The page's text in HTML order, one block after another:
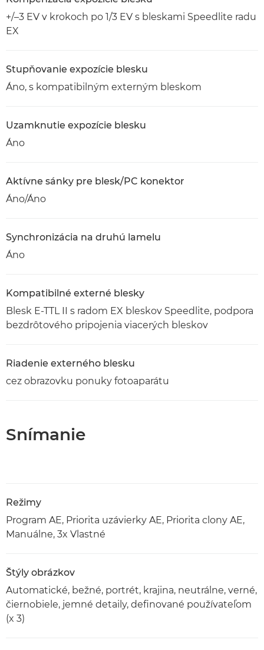
+/–3 EV v krokoch po 1/3 EV s bleskami Speedlite radu
EX
Stupňovanie expozície blesku
Áno, s kompatibilným externým bleskom
Uzamknutie expozície blesku
Áno
Aktívne sánky pre blesk/PC konektor
Áno/Áno
Synchronizácia na druhú lamelu
Áno
Kompatibilné externé blesky
Blesk E-TTL II s radom EX bleskov Speedlite, podpora
bezdrôtového pripojenia viacerých bleskov
Riadenie externého blesku
cez obrazovku ponuky fotoaparátu
Snímanie
Režimy
Program AE, Priorita uzávierky AE, Priorita clony AE,
Manuálne, 3x Vlastné
Štýly obrázkov
Automatické, bežné, portrét, krajina, neutrálne, verné,
čiernobiele, jemné detaily, definované používateľom
(x 3)